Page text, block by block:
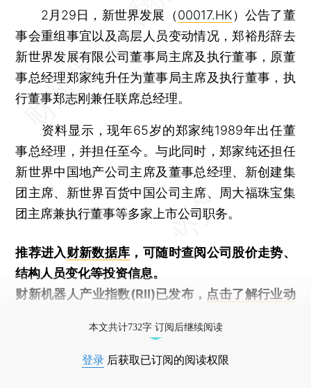
2月29日，新世界发展（00017.HK）公告了董
事会重组事宜以及高层人员变动情况，郑裕彤辞去
新世界发展有限公司董事局主席及执行董事，原董
事总经理郑家纯升任为董事局主席及执行董事，执
行董事郑志刚兼任联席总经理。
资料显示，现年65岁的郑家纯1989年出任董
事总经理，并担任至今。与此同时，郑家纯还担任
新世界中国地产公司主席及董事总经理、新创建集
团主席、新世界百货中国公司主席、周大福珠宝集
团主席兼执行董事等多家上市公司职务。
推荐进入财新数据库 ，可随时查阅公司股价走势、
结构人员变化等投资信息。
财新机器人产业指数(RII)已发布， 点击了解行业动
本文共计732字 订阅后继续阅读
登录 后获取已订阅的阅读权限